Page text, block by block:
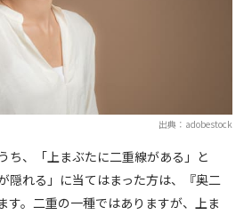
出典：adobestock
ち、「上まぶたに二重線がある」と
隠れる」に当てはまった方は、『奥二
す。二重の一種ではありますが、上ま